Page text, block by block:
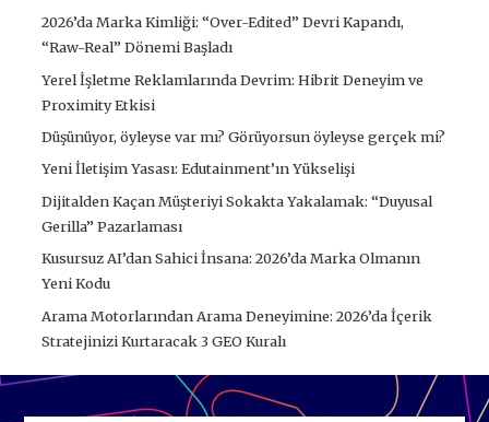
2026’da Marka Kimliği: “Over-Edited” Devri Kapandı,
“Raw-Real” Dönemi Başladı
Yerel İşletme Reklamlarında Devrim: Hibrit Deneyim ve
Proximity Etkisi
Düşünüyor, öyleyse var mı? Görüyorsun öyleyse gerçek mi?
Yeni İletişim Yasası: Edutainment’ın Yükselişi
Dijitalden Kaçan Müşteriyi Sokakta Yakalamak: “Duyusal
Gerilla” Pazarlaması
Kusursuz AI’dan Sahici İnsana: 2026’da Marka Olmanın
Yeni Kodu
Arama Motorlarından Arama Deneyimine: 2026’da İçerik
Stratejinizi Kurtaracak 3 GEO Kuralı